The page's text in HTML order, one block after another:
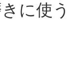
に使